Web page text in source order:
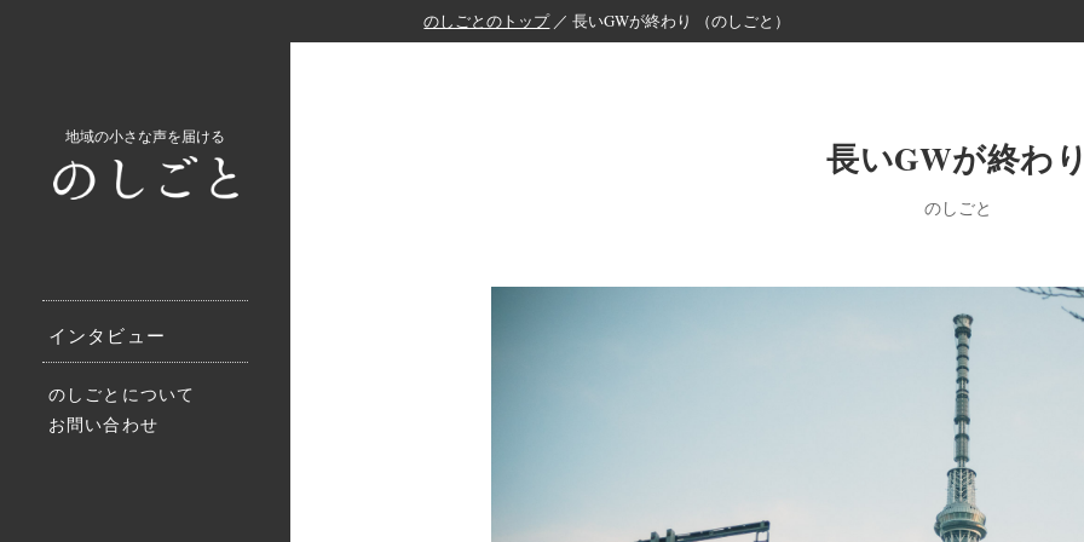
地域の小さな声を届ける
インタビュー
のしごとについて
お問い合わせ
のしごとのトップ／ 長いGWが終わり （のしごと）
長いGWが終わ
のしごと